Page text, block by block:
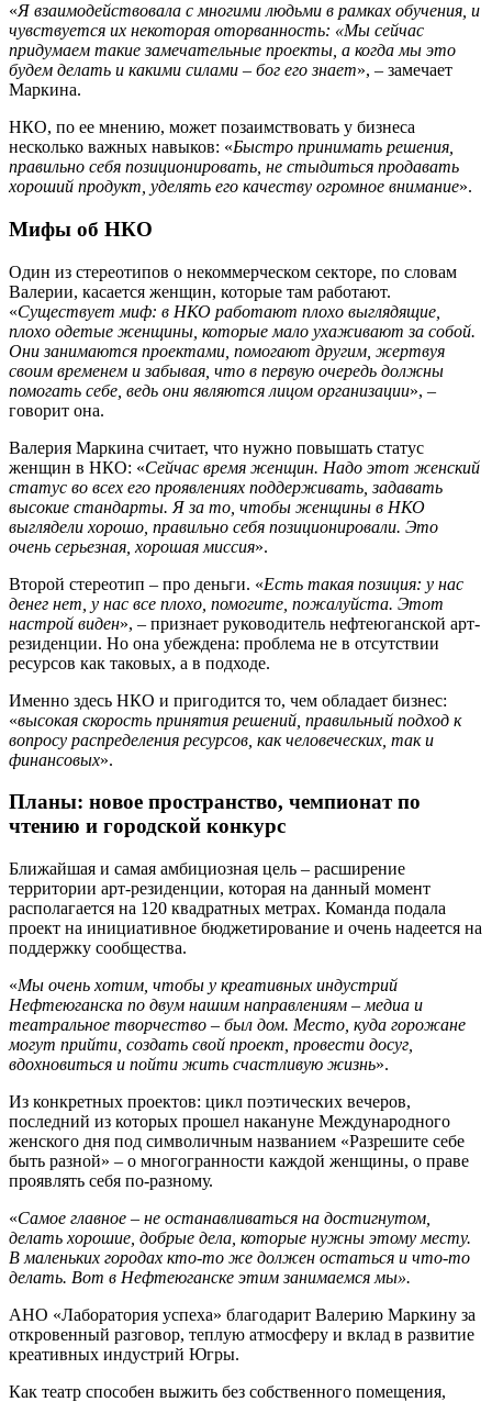
«Я взаимодействовала с многими людьми в рамках обучения, и
чувствуется их некоторая оторванность: «Мы сейчас
придумаем такие замечательные проекты, а когда мы это
будем делать и какими силами – бог его знает», – замечает
Маркина.
НКО, по ее мнению, может позаимствовать у бизнеса
несколько важных навыков: «Быстро принимать решения,
правильно себя позиционировать, не стыдиться продавать
хороший продукт, уделять его качеству огромное внимание».
Мифы об НКО
Один из стереотипов о некоммерческом секторе, по словам
Валерии, касается женщин, которые там работают.
«Существует миф: в НКО работают плохо выглядящие,
плохо одетые женщины, которые мало ухаживают за собой.
Они занимаются проектами, помогают другим, жертвуя
своим временем и забывая, что в первую очередь должны
помогать себе, ведь они являются лицом организации», –
говорит она.
Валерия Маркина считает, что нужно повышать статус
женщин в НКО: «Сейчас время женщин. Надо этот женский
статус во всех его проявлениях поддерживать, задавать
высокие стандарты. Я за то, чтобы женщины в НКО
выглядели хорошо, правильно себя позиционировали. Это
очень серьезная, хорошая миссия».
Второй стереотип – про деньги. «Есть такая позиция: у нас
денег нет, у нас все плохо, помогите, пожалуйста. Этот
настрой виден», – признает руководитель нефтеюганской арт-
резиденции. Но она убеждена: проблема не в отсутствии
ресурсов как таковых, а в подходе.
Именно здесь НКО и пригодится то, чем обладает бизнес:
«высокая скорость принятия решений, правильный подход к
вопросу распределения ресурсов, как человеческих, так и
финансовых».
Планы: новое пространство, чемпионат по
чтению и городской конкурс
Ближайшая и самая амбициозная цель – расширение
территории арт-резиденции, которая на данный момент
располагается на 120 квадратных метрах. Команда подала
проект на инициативное бюджетирование и очень надеется на
поддержку сообщества.
«Мы очень хотим, чтобы у креативных индустрий
Нефтеюганска по двум нашим направлениям – медиа и
театральное творчество – был дом. Место, куда горожане
могут прийти, создать свой проект, провести досуг,
вдохновиться и пойти жить счастливую жизнь».
Из конкретных проектов: цикл поэтических вечеров,
последний из которых прошел накануне Международного
женского дня под символичным названием «Разрешите себе
быть разной» – о многогранности каждой женщины, о праве
проявлять себя по-разному.
«Самое главное – не останавливаться на достигнутом,
делать хорошие, добрые дела, которые нужны этому месту.
В маленьких городах кто-то же должен остаться и что-то
делать. Вот в Нефтеюганске этим занимаемся мы».
АНО «Лаборатория успеха» благодарит Валерию Маркину за
откровенный разговор, теплую атмосферу и вклад в развитие
креативных индустрий Югры.
Как театр способен выжить без собственного помещения,